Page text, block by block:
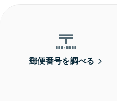
郵便番号を調べる